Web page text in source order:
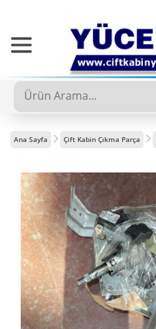
Ana Sayfa Çift Kabin Çıkma Parça